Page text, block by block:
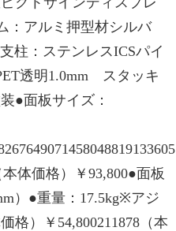
アルミ押型材シルバ
：ステンレスICSパイ
透明1.0mm スタッキ
●面板サイズ：
本体価格）￥93,800●面板
）●重量：17.5kg※アジ
格）￥54,800211878（本